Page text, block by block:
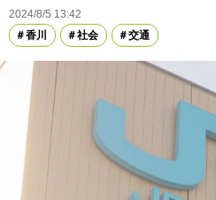
2024/8/5 13:42
香川
社会 交通